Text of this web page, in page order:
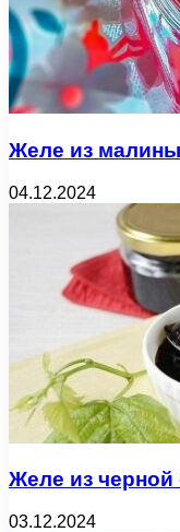
Желе из
04.12.2024
Желе из
03.12.2024